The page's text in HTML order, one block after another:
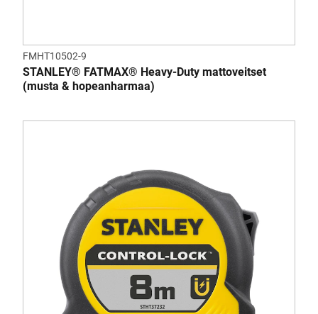
FMHT10502-9
STANLEY® FATMAX® Heavy-Duty mattoveitset
(musta & hopeanharmaa)